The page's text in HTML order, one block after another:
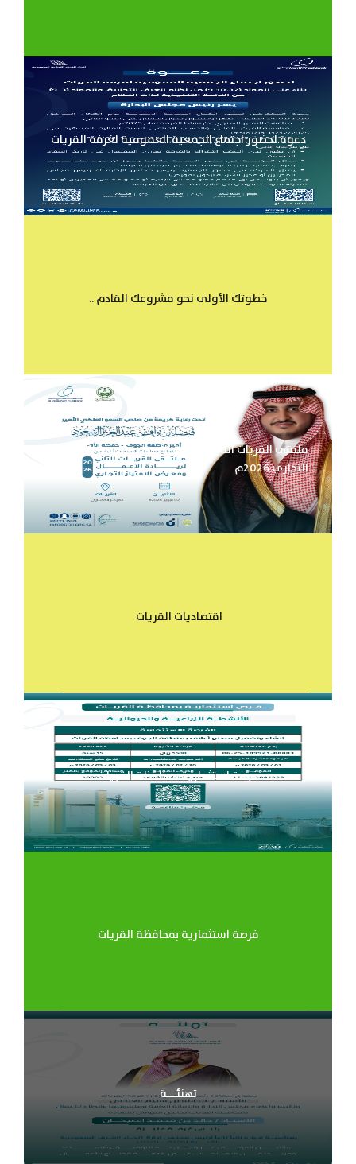
دعوة لحضور اجتماع الجمعية العمومية لغرفة القريات
خطوتك الأولى نحو مشروعك القادم ..
ملتقى القريات الثاني لريادة الأعمال ومعرض الامتياز
التجاري 2026م
اقتصاديات القريات
فرصة استثمارية بمحافظة القريات
فرصة استثمارية بمحافظة القريات
تهنئـــة